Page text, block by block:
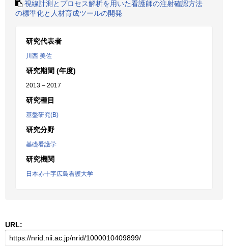
視線計測とプロセス解析を用いた看護師の注射確認方法
の標準化と人材育成ツールの開発
研究代表者
川西 美佐
研究期間 (年度)
2013 – 2017
研究種目
基盤研究(B)
研究分野
基礎看護学
研究機関
日本赤十字広島看護大学
URL: